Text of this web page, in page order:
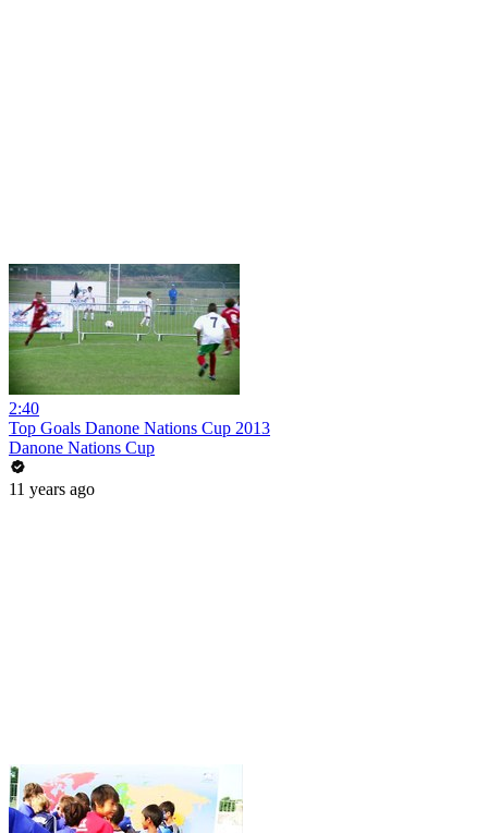
2:40
Top Goals Danone Nations Cup 2013
Danone Nations Cup
11 years ago